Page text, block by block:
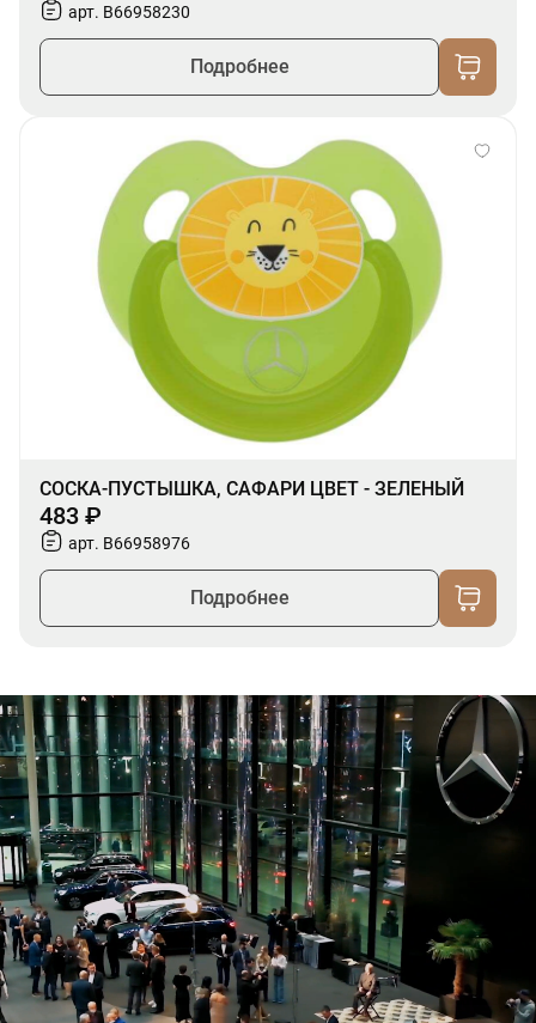
арт. B66958230
Подробнее
СОСКА-ПУСТЫШКА, САФАРИ ЦВЕТ - ЗЕЛЕНЫЙ
483 ₽
арт. B66958976
Подробнее